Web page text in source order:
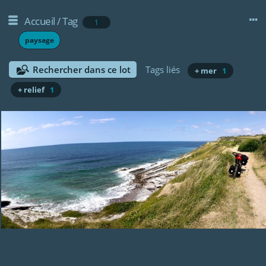
Accueil/Tag
1
paysage
Rechercher dans ce lot Tags liés + mer 1
+ relief 1